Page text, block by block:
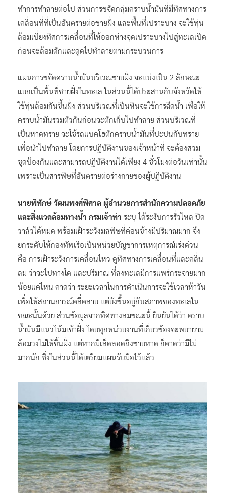
ทำการทำลายต่อไป ส่วนการขจัดกลุ่มคราบน้ำมันที่มีทิศทางการ
เคลื่อนที่ที่เป็นอันตรายต่อชายฝั่ง และพื้นที่เปราะบาง จะใช้ทุ่น
ล้อมเบี่ยงทิศการเคลื่อนที่ให้ออกห่างจุดเปราะบางไปสู่ทะเลเปิด
ก่อนจะล้อมดักและดูดไปทำลายตามกระบวนการ
แผนการขจัดคราบน้ำมันบริเวณชายฝั่ง จะแบ่งเป็น 2 ลักษณะ
แยกเป็นพื้นที่ชายฝั่งในทะเล ในส่วนนี้ได้ประสานกับจังหวัดให้
ใช้ทุ่นล้อมกันขึ้นฝั่ง ส่วนบริเวณที่เป็นหินจะใช้การฉีดน้ำ เพื่อให้
คราบน้ำมันรวมตัวกันก่อนจะตักเก็บไปทำลาย ส่วนบริเวณที่
เป็นหาดทราย จะใช้รถแบคโฮตักคราบน้ำมันที่ปะปนกับทราย
เพื่อนำไปทำลาย โดยการปฏิบัติงานของเจ้าหน้าที่ จะต้องสวม
ชุดป้องกันและสามารถปฏิบัติงานได้เพียง 4 ชั่วโมงต่อวันเท่านั้น
เพราะเป็นสารพิษที่อันตรายต่อร่างกายของผู้ปฏิบัติงาน
นายพิทักษ์ วัฒนพงศ์พิศาล ผู้อำนวยการสำนักความปลอดภัย
และสิ่งแวดล้อมทางน้ำ กรมเจ้าท่า ระบุ ได้ระงับการรั่วไหล ปิด
วาล์วได้หมด พร้อมเฝ้าระวังมลพิษที่ค่อนข้างมีปริมาณมาก จึง
ยกระดับให้กองทัพเรือเป็นหน่วยบัญชาการเหตุการณ์เร่งด่วน
คือ การเฝ้าระวังการเคลื่อนไหว ดูทิศทางการเคลื่อนที่และคลื่น
ลม ว่าจะไปทางใด และปริมาณ ที่ลงทะเลมีการแพร่กระจายมาก
น้อยแค่ไหน คาดว่า ระยะเวลาในการดำเนินการจะใช้เวลาห้าวัน
เพื่อให้สถานการณ์คลี่คลาย แต่ยังขึ้นอยู่กับสภาพของทะเลใน
ขณะนั้นด้วย ส่วนข้อมูลจากทิศทางลมขณะนี้ ยืนยันได้ว่า คราบ
น้ำมันมีแนวโน้มเข้าฝั่ง โดยทุกหน่วยงานที่เกี่ยวข้องจะพยายาม
ล้อมวงไม่ให้ขึ้นฝั่ง แต่หากมีเล็ดลอดถึงชายหาด ก็คาดว่ามีไม่
มากนัก ซึ่งในส่วนนี้ได้เตรียมแผนรับมือไว้แล้ว